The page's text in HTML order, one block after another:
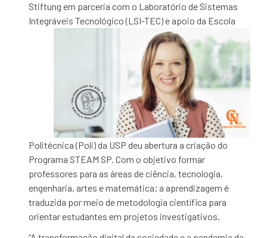
Stiftung em parceria com o Laboratório de Sistemas
Integráveis Tecnológico (LSI-TEC) e apoio da Escola
Politécnica (Poli) da USP deu abertura a criação do
Programa STEAM SP. Com o objetivo formar
professores para as áreas de ciência, tecnologia,
engenharia, artes e matemática; a aprendizagem é
traduzida por meio de metodologia científica para
orientar estudantes em projetos investigativos.